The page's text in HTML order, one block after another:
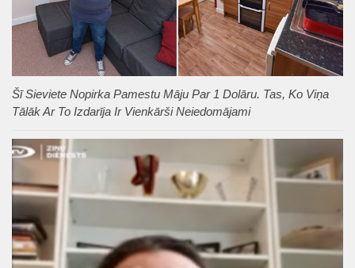
Šī Sieviete Nopirka Pamestu Māju Par 1 Dolāru. Tas, Ko Viņa
Tālāk Ar To Izdarīja Ir Vienkārši Neiedomājami